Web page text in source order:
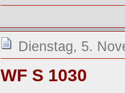
Dienstag, 5.
WF S 1030